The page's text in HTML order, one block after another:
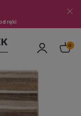
ręki